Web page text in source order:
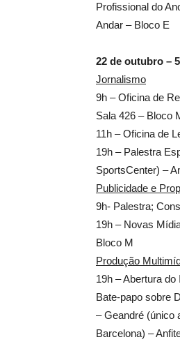
Profissional do
Andar – Bloco E
22 de outubro –
Jornalismo
9h – Oficina de
Sala 426 – Bloco
11h – Oficina de
19h – Palestra
SportsCenter) –
Publicidade e
9h- Palestra;
19h – Novas
Bloco M
Produção
19h – Abertura
Bate-papo sobre
– Geandré (único
Barcelona) –